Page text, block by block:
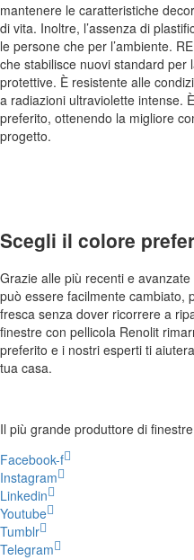
mantenere le caratteristiche
di vita. Inoltre, l’assenza di
le persone che per l’ambiente.
che stabilisce nuovi standard
protettive. È resistente alle
a radiazioni ultraviolette intense.
preferito, ottenendo la migliore
progetto.
Scegli il colore
Grazie alle più recenti e
può essere facilmente cambiato,
fresca senza dover ricorrere a
finestre con pellicola Renolit
preferito e i nostri esperti ti
tua casa.
Il più grande produttore di
Facebook-f
Instagram
Linkedin
Youtube
Tumblr
Telegram